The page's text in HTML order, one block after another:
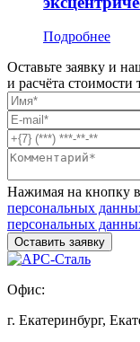
Подробнее
Оставьте заявку и
и расчёта стоимости
Нажимая на кнопку
персональных
персональных
Офис:
г. Екатеринбург,